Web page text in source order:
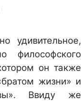
удивительное,
философского
он также
жизни» и
Ввиду же